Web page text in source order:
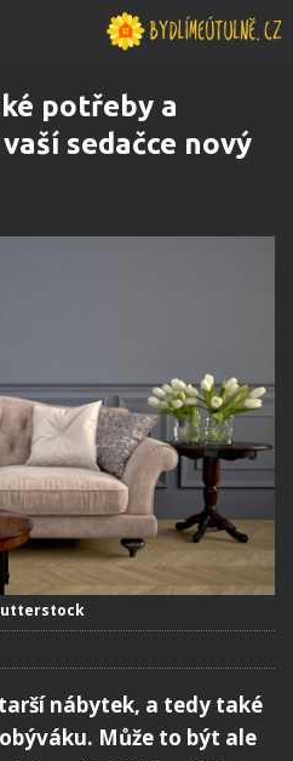
potřeby a
sedačce nový
nábytek, a tedy také
Může to být ale